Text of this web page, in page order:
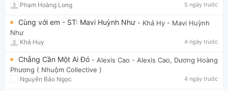
Tắt quảng cáo
Phạm Hoàng Long 5 ngày trước
Cùng với em - ST: Mavi Huỳnh Như - Khả Hy - Mavi Huỳnh
Như
Khả Huy 4 ngày trước
Chẳng Cần Một Ai Đó - Alexis Cao - Alexis Cao, Dương Hoàng
Phương ( Nhuộm Collective )
Nguyễn Bảo Ngọc 4 ngày trước